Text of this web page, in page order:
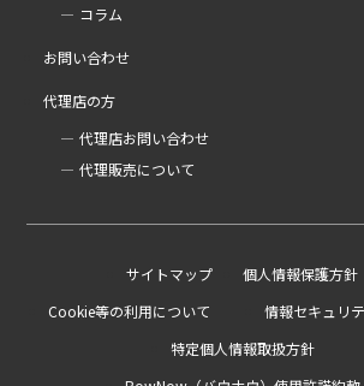
コラム
お問い合わせ
代理店の方
代理店お問い合わせ
代理販売について
サイトマップ
個人情報保護方針
Cookie等の利用について
情報セキュリ
特定個人情報取扱方針